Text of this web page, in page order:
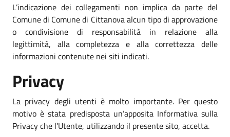
L’indicazione dei collegamenti non implica da parte del
Comune di Comune di Cittanova alcun tipo di approvazione
o condivisione di responsabilità in relazione alla
legittimità, alla completezza e alla correttezza delle
informazioni contenute nei siti indicati.
Privacy
La privacy degli utenti è molto importante. Per questo
motivo è stata predisposta un’apposita Informativa sulla
Privacy che l’Utente, utilizzando il presente sito, accetta.